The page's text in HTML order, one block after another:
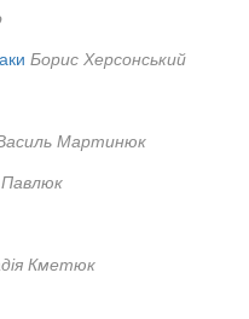
Борис Херсонський
Мартинюк
Павлюк
Кметюк